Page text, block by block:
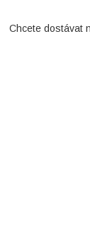
Chcete dostávat